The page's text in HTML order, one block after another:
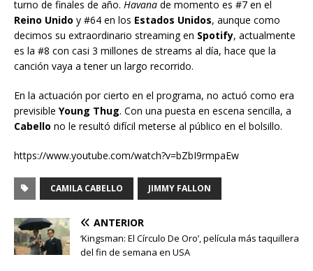
turno de finales de año. Havana de momento es #7 en el
Reino Unido y #64 en los Estados Unidos, aunque como
decimos su extraordinario streaming en Spotify, actualmente
es la #8 con casi 3 millones de streams al día, hace que la
canción vaya a tener un largo recorrido.
En la actuación por cierto en el programa, no actuó como era
previsible Young Thug. Con una puesta en escena sencilla, a
Cabello no le resultó difícil meterse al público en el bolsillo.
https://www.youtube.com/watch?v=bZbI9rmpaEw
CAMILA CABELLO JIMMY FALLON
ANTERIOR
‘Kingsman: El Círculo De Oro’, película más taquillera
del fin de semana en USA